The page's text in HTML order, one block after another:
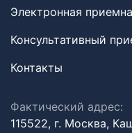
Электронная
Консультативный
Контакты
Фактический адрес:
115522, г. Москва,